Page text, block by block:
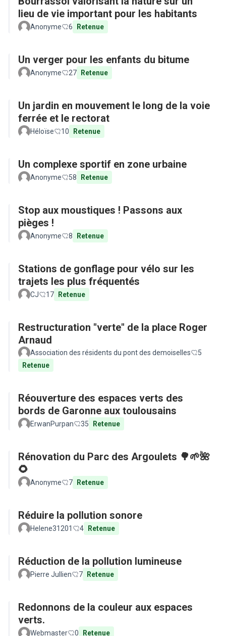
lieu de vie important pour les habitants
Anonyme 6 Retenue
Un verger pour les enfants du bitume
Anonyme 27 Retenue
Un jardin en mouvement le long de la voie
ferrée et le rectorat
Héloïse 10 Retenue
Un complexe sportif en zone urbaine
Anonyme 58 Retenue
Stop aux moustiques ! Passons aux
pièges !
Anonyme 8 Retenue
Stations de gonflage pour vélo sur les
trajets les plus fréquentés
CJ 17 Retenue
Restructuration "verte" de la place Roger
Arnaud
Association des résidents du pont des demoiselles
5
Retenue
Réouverture des espaces verts des
bords de Garonne aux toulousains
ErwanPurpan 35 Retenue
Rénovation du Parc des Argoulets 🌳🌱🌺
🌻
Anonyme 7 Retenue
Réduire la pollution sonore
Helene31201 4 Retenue
Réduction de la pollution lumineuse
Pierre Jullien 7 Retenue
Redonnons de la couleur aux espaces
verts.
Webmaster 0 Retenue